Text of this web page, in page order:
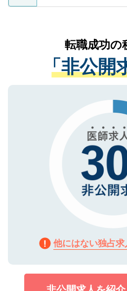
ているすべての個人デ
は、個人情報の取り扱
管理基準を満たした事
る、プライバシーマー
で、機密保持に関して
かがいして、現在の医
経験をまじえながら、
させていただきます。
ない方には、長期的な
ので、まずはご登録く
転職成功の
「非公開
他にはない独占